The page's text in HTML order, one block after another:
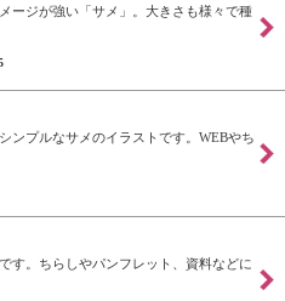
ージが強い「サメ」。大きさも様々で種
ンプルなサメのイラストです。WEBやち
す。ちらしやパンフレット、資料などに